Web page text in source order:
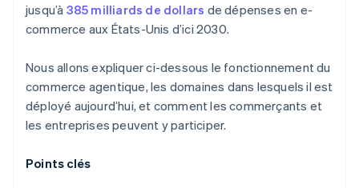
jusqu’à 385 milliards de dollars de dépenses en e-
commerce aux États-Unis d’ici 2030.
Nous allons expliquer ci-dessous le fonctionnement du
commerce agentique, les domaines dans lesquels il est
déployé aujourd’hui, et comment les commerçants et
les entreprises peuvent y participer.
Points clés